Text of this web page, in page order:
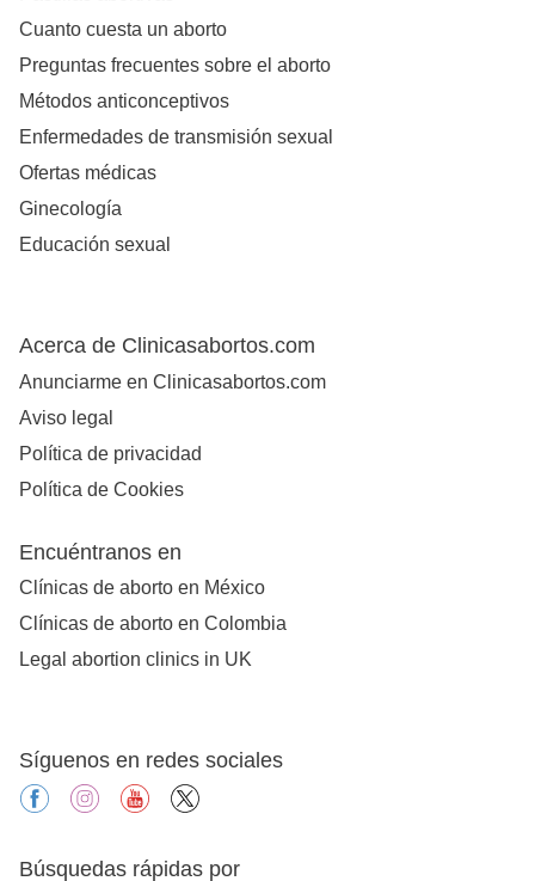
Cuanto cuesta un aborto
Preguntas frecuentes sobre el aborto
Métodos anticonceptivos
Enfermedades de transmisión sexual
Ofertas médicas
Ginecología
Educación sexual
Acerca de Clinicasabortos.com
Anunciarme en Clinicasabortos.com
Aviso legal
Política de privacidad
Política de Cookies
Encuéntranos en
Clínicas de aborto en México
Clínicas de aborto en Colombia
Legal abortion clinics in UK
Síguenos en redes sociales
facebookinstagramyoutube
Búsquedas rápidas por